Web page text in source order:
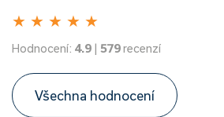
★ ★ ★ ★ ★
Hodnocení: 4.9 | 579recenzí
Všechna hodnocení